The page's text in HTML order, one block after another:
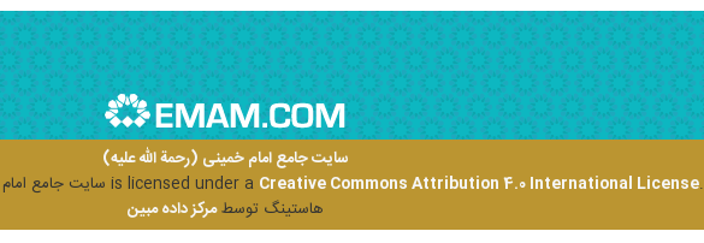
سایت جامع امام خمینی (رحمة الله علیه)
سایت جامع امام is licensed under a Creative Commons Attribution 4.0 International License.
هاستینگ توسطمرکز داده مبین